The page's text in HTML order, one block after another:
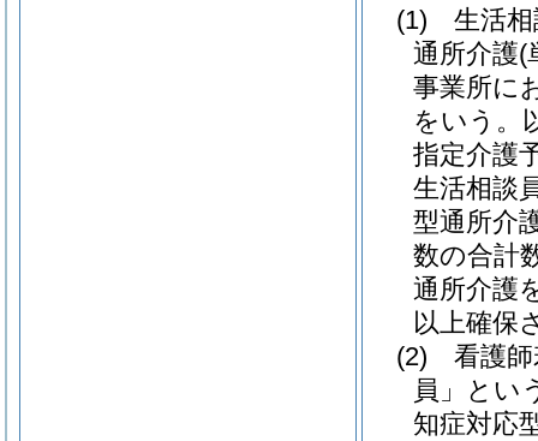
(1)
生活
通所介護(
事業所に
をいう。
指定介護
生活相談
型通所介
数の合計
通所介護
以上確保
(2)
看護
員」とい
知症対応